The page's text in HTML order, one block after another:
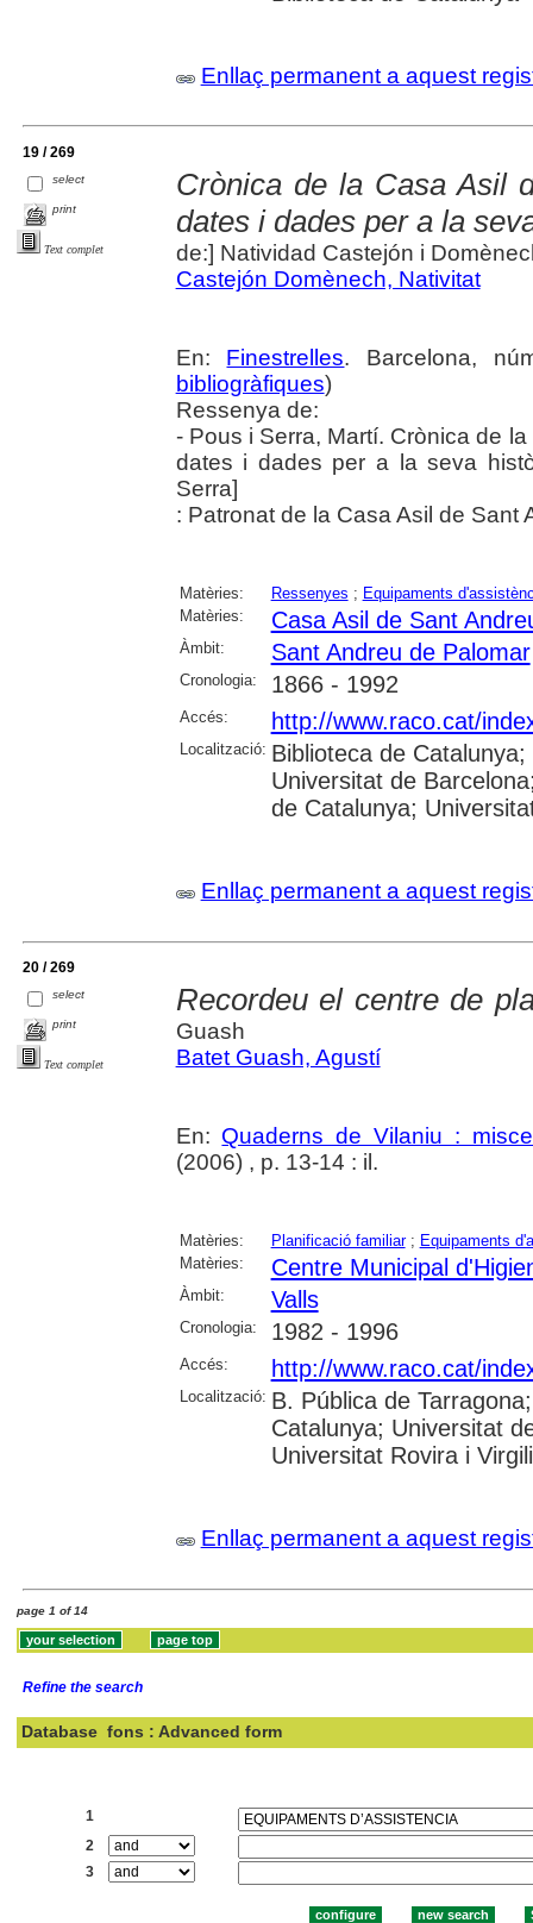
Enllaç permanent a aquest
19 / 269
select
print
Text complet
Crònica de la Casa Asil
dates i dades per a la
de:] Natividad Castejón i
Castejón Domènech, Nativitat
En: Finestrelles. Barcelona,
bibliogràfiques)
Ressenya de:
- Pous i Serra, Martí. Crònica de
dates i dades per a la seva
Serra]
: Patronat de la Casa Asil de Sant
Matèries: Ressenyes ; Equipaments
Matèries:
Casa Asil de Sant
Àmbit: Sant Andreu de Palomar
Cronologia: 1866 - 1992
Accés: http://www.raco.cat/
Localització: Biblioteca de
Universitat de
de Catalunya;
Enllaç permanent a aquest
20 / 269
select
print
Text complet
Recordeu el centre de
Guash
Batet Guash, Agustí
En: Quaderns de Vilaniu :
(2006) , p. 13-14 : il.
Matèries: Planificació familiar; Equipaments
Matèries:
Centre Municipal
Àmbit: Valls
Cronologia: 1982 - 1996
Accés: http://www.raco.cat/
Localització: B. Pública de
Catalunya; Universitat
Universitat Rovira i
Enllaç permanent a aquest
page 1 of 14
Refine the search
Database fons : Advanced form
1
2
3